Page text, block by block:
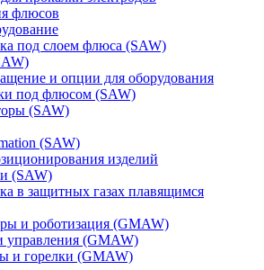
флюсов
под слоем флюса (SAW)
и опции для оборудования
под флюсом (SAW)
(SAW)
(SAW)
изделий
(SAW)
в защитных газах плавящимся
и роботизация (GMAW)
управления (GMAW)
и горелки (GMAW)